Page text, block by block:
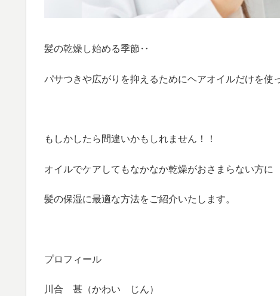
髪の乾燥し始める季節‥
パサつきや広がりを抑えるためにヘアオイルだけを使
もしかしたら間違いかもしれません！！
オイルでケアしてもなかなか乾燥がおさまらない方に
髪の保湿に最適な方法をご紹介いたします。
プロフィール
川合 甚（かわい じん）